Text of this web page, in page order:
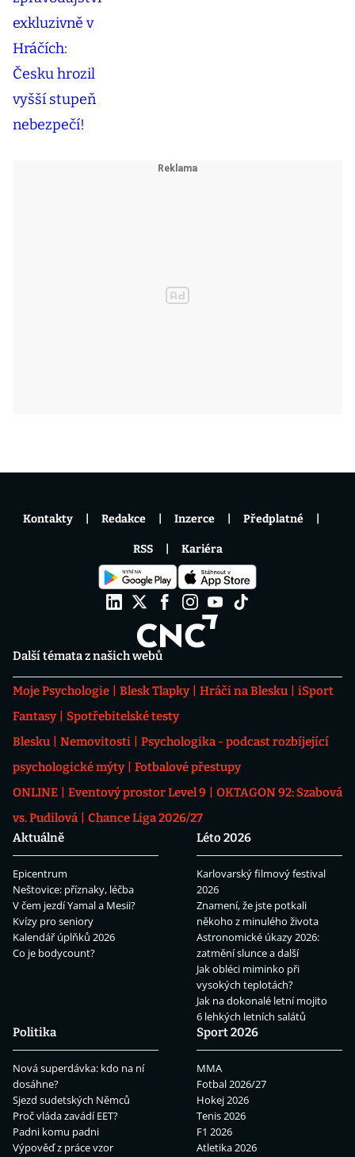
Další témata z našich webů
Moje Psychologie Blesk Tlapky Hráči na Blesku
iSport
Fantasy
Spotřebitelské testy
Blesku
Nemovitosti
Psychologika - podcast rozbíjející
psychologické mýty
Fotbalové přestupy
ONLINE
Eventový prostor Level 9
OKTAGON 92: Szabová
vs. Pudilová
Chance Liga 2026/27
Aktuálně
Epicentrum
Neštovice: příznaky, léčba
V čem jezdí Yamal a Mesii?
Kvízy pro seniory
Kalendář úplňků 2026
Co je bodycount?
Léto 2026
Karlovarský filmový festival
2026
Znamení, že jste potkali
někoho z minulého života
Astronomické úkazy 2026:
zatmění slunce a další
Jak obléci miminko při
vysokých teplotách?
Jak na dokonalé letní mojito
6 lehkých letních salátů
Politika
Nová superdávka: kdo na ní
dosáhne?
Sjezd sudetských Němců
Proč vláda zavádí EET?
Padni komu padni
Výpověď z práce vzor
Sport 2026
MMA
Fotbal 2026/27
Hokej 2026
Tenis 2026
F1 2026
Atletika 2026
Kontakty Redakce Inzerce Předplatné
RSS Kariéra